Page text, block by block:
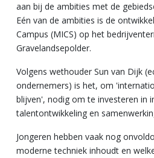
aan bij de ambities met de
Eén van de ambities is de
Campus (MICS) op het
Gravelandsepolder.
Volgens wethouder Sun van Dijk
ondernemers) is het, om
blijven', nodig om te investeren in
talentontwikkeling en
Jongeren hebben vaak nog
moderne techniek inhoudt en